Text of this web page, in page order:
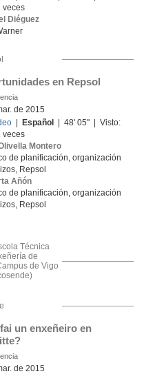
veces
Diéguez
en Repsol
de 2015
Español
| 48' 05'' | Visto:
veces
Montero
de planificación, organización
Repsol
Añón
de planificación, organización
Repsol
Técnica
de
de Vigo
un enxeñeiro en
de 2015